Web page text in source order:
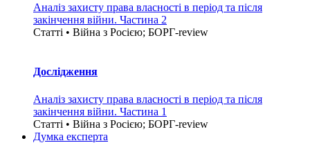
Аналіз захисту права власності в період та після
закінчення війни. Частина 2
Статті • Війна з Росією; БОРГ-review
Дослідження
Аналіз захисту права власності в період та після
закінчення війни. Частина 1
Статті • Війна з Росією; БОРГ-review
Думка експерта